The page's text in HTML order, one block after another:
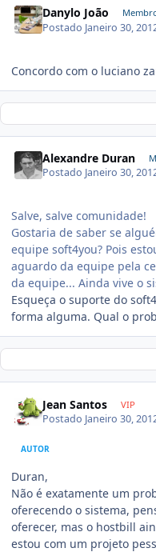
Danylo João
Postado Janeiro 30,
Concordo com o luciano
Alexandre Duran
Postado Janeiro 30,
Salve, salve comunidade!
Gostaria de saber se
equipe soft4you? Pois
aguardo da equipe pela
da equipe... Ainda vive o
Esqueça o suporte do
forma alguma. Qual o
Jean Santos VIP
Postado Janeiro 30,
AUTOR
Duran,
Não é exatamente um
oferecendo o sistema,
oferecer, mas o hostbill
estou com um projeto